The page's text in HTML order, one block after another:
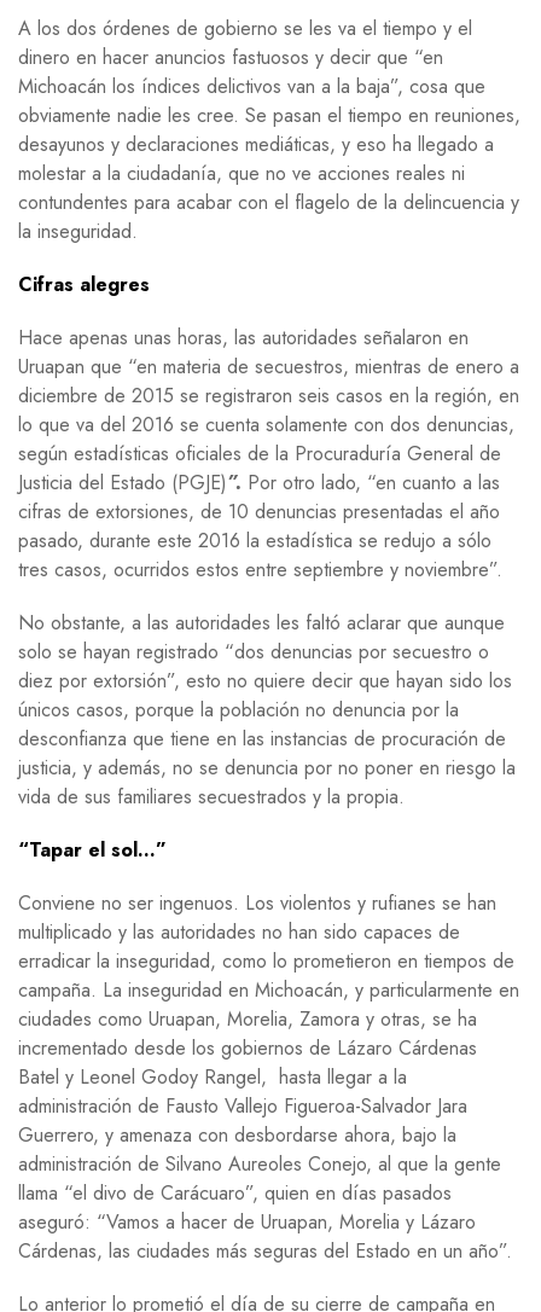
A los dos órdenes de gobierno se les va el tiempo y el
dinero en hacer anuncios fastuosos y decir que “en
Michoacán los índices delictivos van a la baja”, cosa que
obviamente nadie les cree. Se pasan el tiempo en reuniones,
desayunos y declaraciones mediáticas, y eso ha llegado a
molestar a la ciudadanía, que no ve acciones reales ni
contundentes para acabar con el flagelo de la delincuencia y
la inseguridad.
Cifras alegres
Hace apenas unas horas, las autoridades señalaron en
Uruapan que “en materia de secuestros, mientras de enero a
diciembre de 2015 se registraron seis casos en la región, en
lo que va del 2016 se cuenta solamente con dos denuncias,
según estadísticas oficiales de la Procuraduría General de
Justicia del Estado (PGJE)”. Por otro lado, “en cuanto a las
cifras de extorsiones, de 10 denuncias presentadas el año
pasado, durante este 2016 la estadística se redujo a sólo
tres casos, ocurridos estos entre septiembre y noviembre”.
No obstante, a las autoridades les faltó aclarar que aunque
solo se hayan registrado “dos denuncias por secuestro o
diez por extorsión”, esto no quiere decir que hayan sido los
únicos casos, porque la población no denuncia por la
desconfianza que tiene en las instancias de procuración de
justicia, y además, no se denuncia por no poner en riesgo la
vida de sus familiares secuestrados y la propia.
“Tapar el sol…”
Conviene no ser ingenuos. Los violentos y rufianes se han
multiplicado y las autoridades no han sido capaces de
erradicar la inseguridad, como lo prometieron en tiempos de
campaña. La inseguridad en Michoacán, y particularmente en
ciudades como Uruapan, Morelia, Zamora y otras, se ha
incrementado desde los gobiernos de Lázaro Cárdenas
Batel y Leonel Godoy Rangel, hasta llegar a la
administración de Fausto Vallejo Figueroa-Salvador Jara
Guerrero, y amenaza con desbordarse ahora, bajo la
administración de Silvano Aureoles Conejo, al que la gente
llama “el divo de Carácuaro”, quien en días pasados
aseguró: “Vamos a hacer de Uruapan, Morelia y Lázaro
Cárdenas, las ciudades más seguras del Estado en un año”.
Lo anterior lo prometió el día de su cierre de campaña en